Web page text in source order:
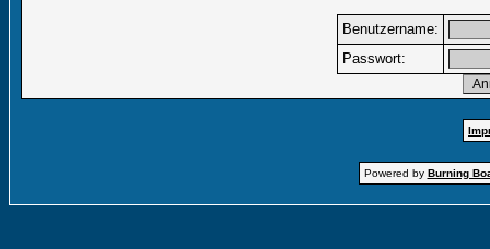
Benutzername:
Passwort:
Powered by Burning